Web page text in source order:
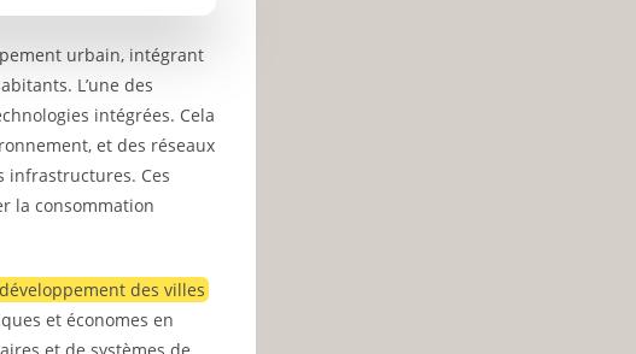
urbain, intégrant
L’une des
intégrées. Cela
et des réseaux
infrastructures. Ces
la consommation
des villes
et économes en